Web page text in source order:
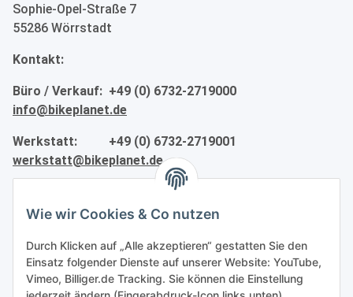
Sophie-Opel-Straße 7
55286 Wörrstadt
Kontakt:
Büro / Verkauf: +49 (0) 6732-2719000
info@bikeplanet.de
Werkstatt: +49 (0) 6732-2719001
werkstatt@bikeplanet.de
Partner
Wie wir Cookies & Co nutzen
Durch Klicken auf „Alle akzeptieren“ gestatten Sie den
Einsatz folgender Dienste auf unserer Website: YouTube,
Vimeo, Billiger.de Tracking. Sie können die Einstellung